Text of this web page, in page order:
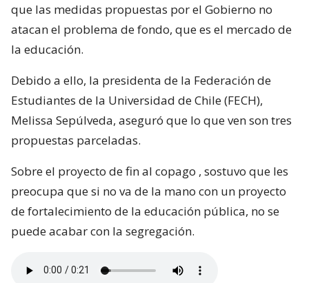
que las medidas propuestas por el Gobierno no
atacan el problema de fondo, que es el mercado de
la educación.
Debido a ello, la presidenta de la Federación de
Estudiantes de la Universidad de Chile (FECH),
Melissa Sepúlveda, aseguró que lo que ven son tres
propuestas parceladas.
Sobre el proyecto de fin al copago , sostuvo que les
preocupa que si no va de la mano con un proyecto
de fortalecimiento de la educación pública, no se
puede acabar con la segregación.